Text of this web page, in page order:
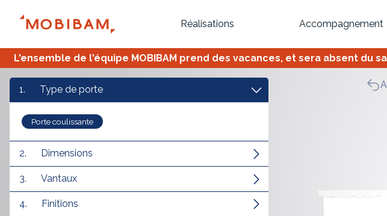
Réalisations Accompagnement
Inspirez-
Personnalisez nos modèles
Bibliothèque Meuble tv
L'ensemble de l'équipe MOBIBAM prend des vacances, et sera absent du
1. Type de porte
Porte coulissante
2. Dimensions
3. Vantaux
4. Finitions